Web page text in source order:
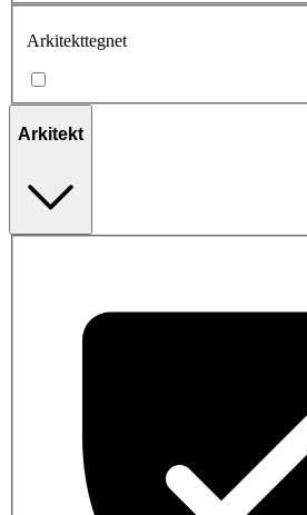
Arkitekttegnet
Arkitekt